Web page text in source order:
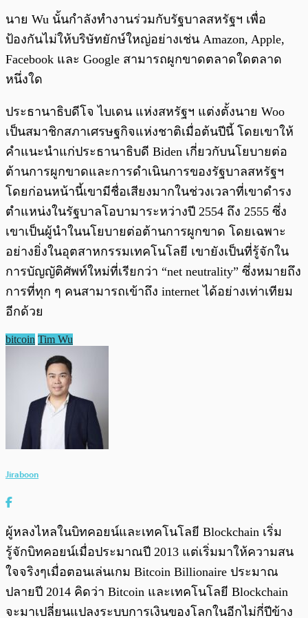
นาย Wu นั้นกำลังทำงานร่วมกับรัฐบาลสหรัฐฯ เพื่อ
ป้องกันไม่ให้บริษัทยักษ์ใหญ่อย่างเช่น Amazon, Apple,
Facebook และ Google สามารถผูกขาดตลาดใดตลาด
หนึ่งใด
ประธานาธิบดีโจ ไบเดน แห่งสหรัฐฯ แต่งตั้งนาย Woo
เป็นสมาชิกสภาเศรษฐกิจแห่งชาติเมื่อต้นปีนี้ โดยเขาให้
คำแนะนำแก่ประธานาธิบดี Biden เกี่ยวกับนโยบายต่อ
ต้านการผูกขาดและการดำเนินการของรัฐบาลสหรัฐฯ
โดยก่อนหน้านี้เขามีชื่อเสียงมากในช่วงเวลาที่เขาดำรง
ตำแหน่งในรัฐบาลโอบามาระหว่างปี 2554 ถึง 2555 ซึ่ง
เขาเป็นผู้นำในนโยบายต่อต้านการผูกขาด โดยเฉพาะ
อย่างยิ่งในอุตสาหกรรมเทคโนโลยี เขายังเป็นที่รู้จักใน
การบัญญัติศัพท์ใหม่ที่เรียกว่า “net neutrality” ซึ่งหมายถึง
การที่ทุก ๆ คนสามารถเข้าถึง internet ได้อย่างเท่าเทียม
อีกด้วย
bitcoin Tim Wu
Jiraboon
ผู้หลงไหลในบิทคอยน์และเทคโนโลยี Blockchain เริ่ม
รู้จักบิทคอยน์เมื่อประมาณปี 2013 แต่เริ่มมาให้ความสน
ใจจริงๆเมื่อตอนเล่นเกม Bitcoin Billionaire ประมาณ
ปลายปี 2014 คิดว่า Bitcoin และเทคโนโลยี Blockchain
จะมาเปลี่ยนแปลงระบบการเงินของโลกในอีกไม่กี่ปีข้าง